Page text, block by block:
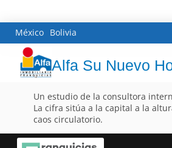
México Bolivia
Alfa Su Nuevo
Un estudio de la consultora
La cifra sitúa a la capital a la
caos circulatorio.